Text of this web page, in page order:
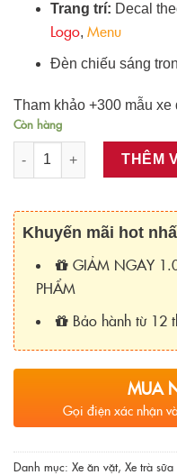
Trang trí: Decal
Logo, Menu
Đèn chiếu sáng
Tham khảo +300 mẫu xe
Còn hàng
Số lượng
THÊM
Khuyến mãi hot
GIẢM NGAY
PHẨM
Bảo hành từ 12
MUA
Gọi điện xác nhận
Danh mục: Xe ăn vặt, Xe trà sữa